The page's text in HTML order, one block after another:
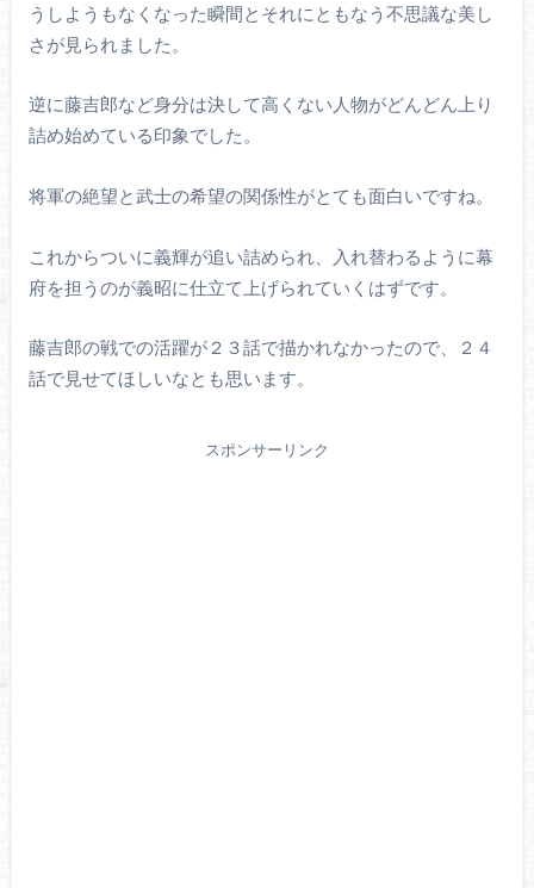
うしようもなくなった瞬間とそれにともなう不思議な美し
さが見られました。
逆に藤吉郎など身分は決して高くない人物がどんどん上り
詰め始めている印象でした。
将軍の絶望と武士の希望の関係性がとても面白いですね。
これからついに義輝が追い詰められ、入れ替わるように幕
府を担うのが義昭に仕立て上げられていくはずです。
藤吉郎の戦での活躍が２３話で描かれなかったので、２４
話で見せてほしいなとも思います。
スポンサーリンク